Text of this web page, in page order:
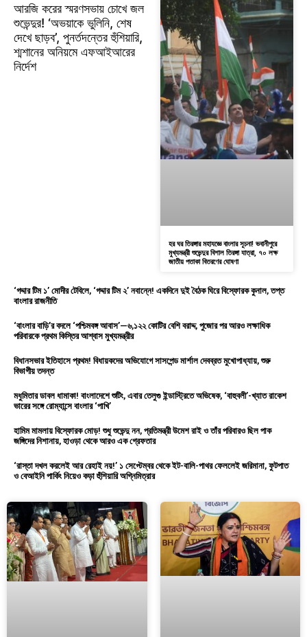
আরজি করের স্মরণসভায় চোখে জল
শুভেন্দুর! ‘অভয়াকে ভুলিনি, শেষ
দেখে ছাড়ব’, পুনর্তদন্তের হুঁশিয়ারি,
শ্মশানের অনিয়মে এফআইআরের
নির্দেশ
হর ঘর তিরঙ্গার মহাযজ্ঞে বাংলার সূচনা! ভবানীপুরে
মুখ্যমন্ত্রী শুভেন্দুর বিশাল তিরঙ্গা যাত্রা, ৭০ লক্ষ
জাতীয় পতাকা বিতরণের ঘোষণা
‘গদ্দার টিম ১’ মোদীর টেবিলে, ‘গদ্দার টিম ২’ নবান্নে! একদিনে দুই বৈঠক ঘিরে বিস্ফোরক কুনাল, তপ্ত
বাংলার রাজনীতি
‘বাংলার বাড়ি’র বদলে ‘পশ্চিমবঙ্গ আবাস’—৬,১২২ কোটির বেশি বরাদ্দ, পুজোর পর আরও লক্ষাধিক
পরিবারকে প্রথম কিস্তির আশ্বাস মুখ্যমন্ত্রীর
বিধানসভার ইতিহাসে প্রথম! বিধায়কদের অভিযোগে সাসপেন্ড মার্শাল দেবব্রত মুখোপাধ্যায়, শুরু
বিভাগীয় তদন্ত
মধুমিতার ডাবল ধামাকা! বাংলাদেশে শুটিং, এবার তেলুগু ইন্ডাস্ট্রিতে অভিষেক, ‘বাহুবলী’-খ্যাত রাকেশ
ভারের সঙ্গে রোম্যান্সে বাংলার ‘পাখি’
হামিম মামলায় বিস্ফোরক মোড়! শুধু শুভেন্দু নন, প্রতিমন্ত্রী উমেশ রাই ও তাঁর পরিবারও ছিল পাক
জঙ্গিদের নিশানায়, হাওড়া থেকে আরও এক গ্রেফতার
‘রাস্তা দখল করলেই আর রেহাই নয়!’ ১ সেপ্টেম্বর থেকে ইট-বালি-পাথর ফেললেই জরিমানা, ফুটপাত
ও বেআইনি পার্কিং নিয়েও কড়া হুঁশিয়ারি অগ্নিমিত্রার